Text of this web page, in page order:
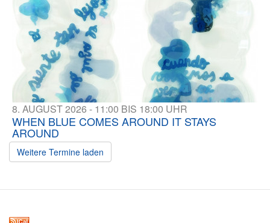
8. AUGUST 2026 - 11:00 BIS 18:00 UHR
WHEN BLUE COMES AROUND IT STAYS
AROUND
Weitere Termine laden